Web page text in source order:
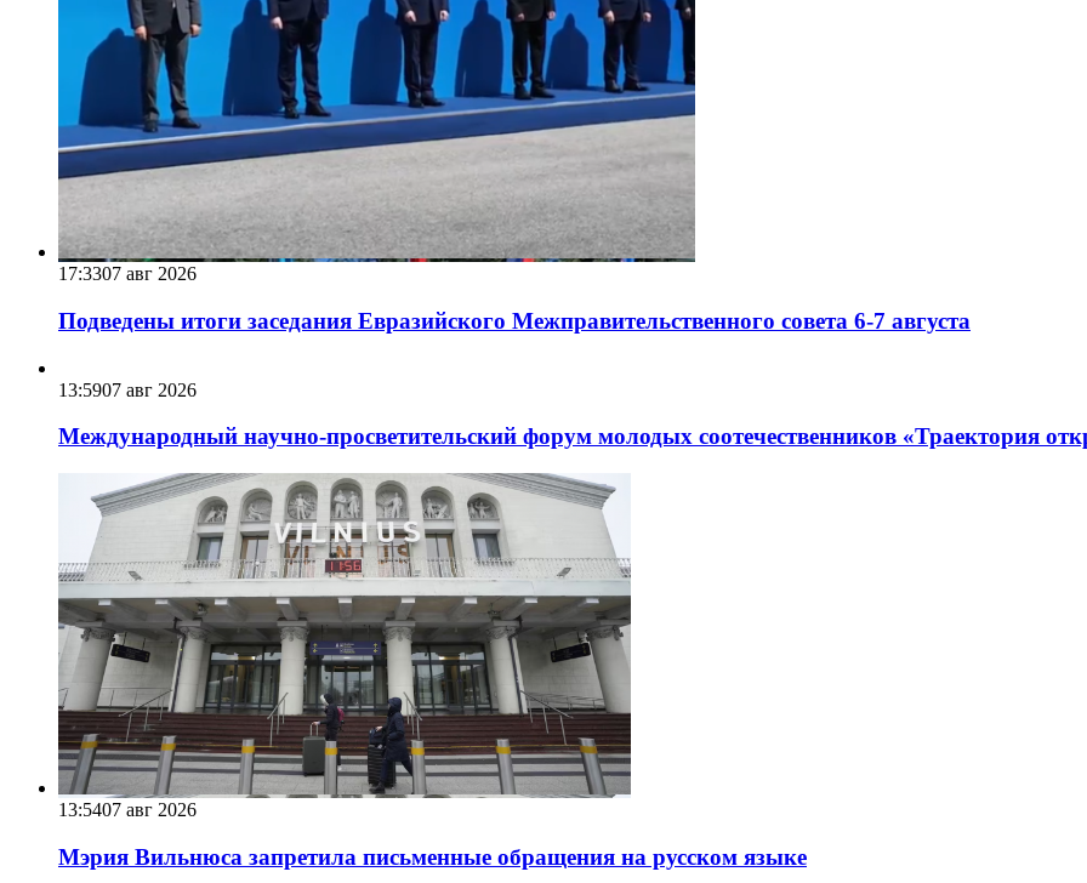
17:3307 авг 2026
Подведены итоги заседания Евразийского Межправительственного совета 6-7 августа
13:5907 авг 2026
Международный научно-просветительский форум молодых соотечественников «Траектория
13:5407 авг 2026
Мэрия Вильнюса запретила письменные обращения на русском языке